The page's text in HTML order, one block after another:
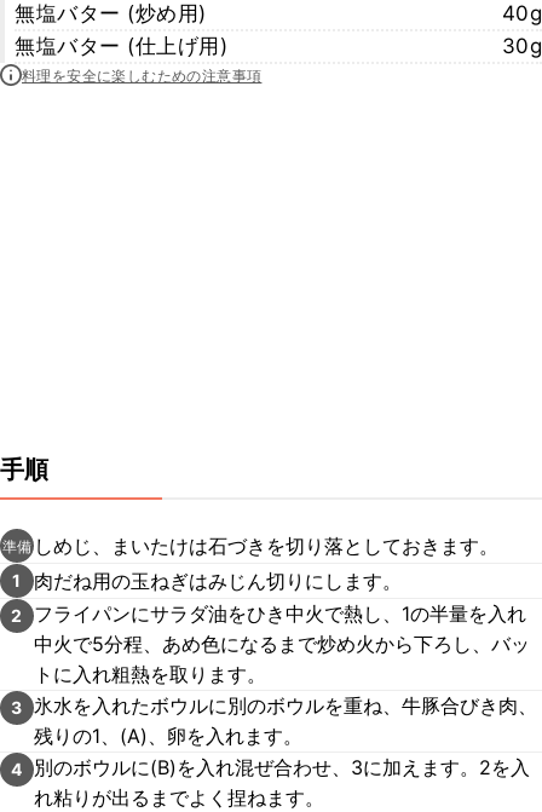
無塩バター (炒め用)
40g
無塩バター (仕上げ用)
30g
料理を安全に楽しむための注意事項
手順
準備 しめじ、まいたけは石づきを切り落としておきます。
1 肉だね用の玉ねぎはみじん切りにします。
2
フライパンにサラダ油をひき中火で熱し、1の半量を入れ
中火で5分程、あめ色になるまで炒め火から下ろし、バッ
トに入れ粗熱を取ります。
3 氷水を入れたボウルに別のボウルを重ね、牛豚合びき肉、
残りの1、(A)、卵を入れます。
4
別のボウルに(B)を入れ混ぜ合わせ、3に加えます。2を入
れ粘りが出るまでよく捏ねます。